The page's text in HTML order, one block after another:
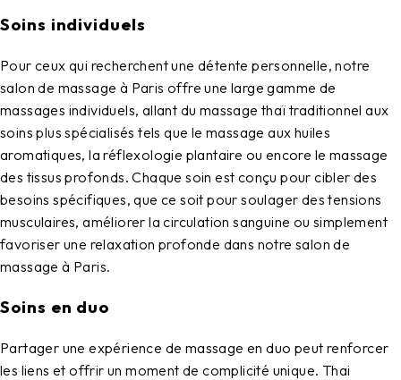
Soins individuels
Pour ceux qui recherchent une détente personnelle, notre
salon de massage à Paris offre une large gamme de
massages individuels, allant du massage thaï traditionnel aux
soins plus spécialisés tels que le massage aux huiles
aromatiques, la réflexologie plantaire ou encore le massage
des tissus profonds. Chaque soin est conçu pour cibler des
besoins spécifiques, que ce soit pour soulager des tensions
musculaires, améliorer la circulation sanguine ou simplement
favoriser une relaxation profonde dans notre salon de
massage à Paris.
Soins en duo
Partager une expérience de massage en duo peut renforcer
les liens et offrir un moment de complicité unique. Thai